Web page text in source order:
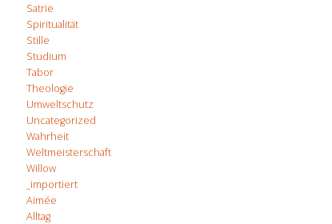
Satrie
Spiritualität
Stille
Studium
Tabor
Theologie
Umweltschutz
Uncategorized
Wahrheit
Weltmeisterschaft
Willow
_importiert
Aimée
Alltag